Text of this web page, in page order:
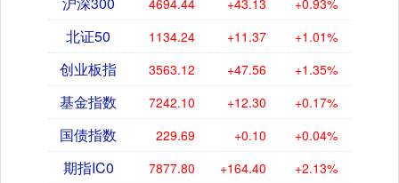
4694.44 +43.13 +0.93%
北证50 1134.24 +11.37 +1.01%
创业板指 3563.12 +47.56 +1.35%
基金指数 7242.10 +12.30 +0.17%
国债指数 229.69 +0.10 +0.04%
期指IC0 7877.80 +164.40 +2.13%